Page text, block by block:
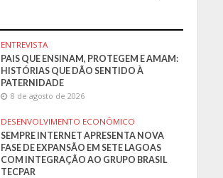
ENTREVISTA
PAIS QUE ENSINAM, PROTEGEM E AMAM:
HISTÓRIAS QUE DÃO SENTIDO À
PATERNIDADE
8 de agosto de 2026
DESENVOLVIMENTO ECONÔMICO
SEMPRE INTERNET APRESENTA NOVA
FASE DE EXPANSÃO EM SETE LAGOAS
COM INTEGRAÇÃO AO GRUPO BRASIL
TECPAR